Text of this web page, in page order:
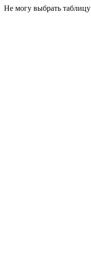
Не могу выбрать таблицу